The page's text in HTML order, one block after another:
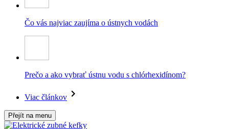
Čo vás najviac zaujíma o ústnych vodách
Prečo a ako vybrať ústnu vodu s chlórhexidínom?
Viac článkov
Přejít na menu